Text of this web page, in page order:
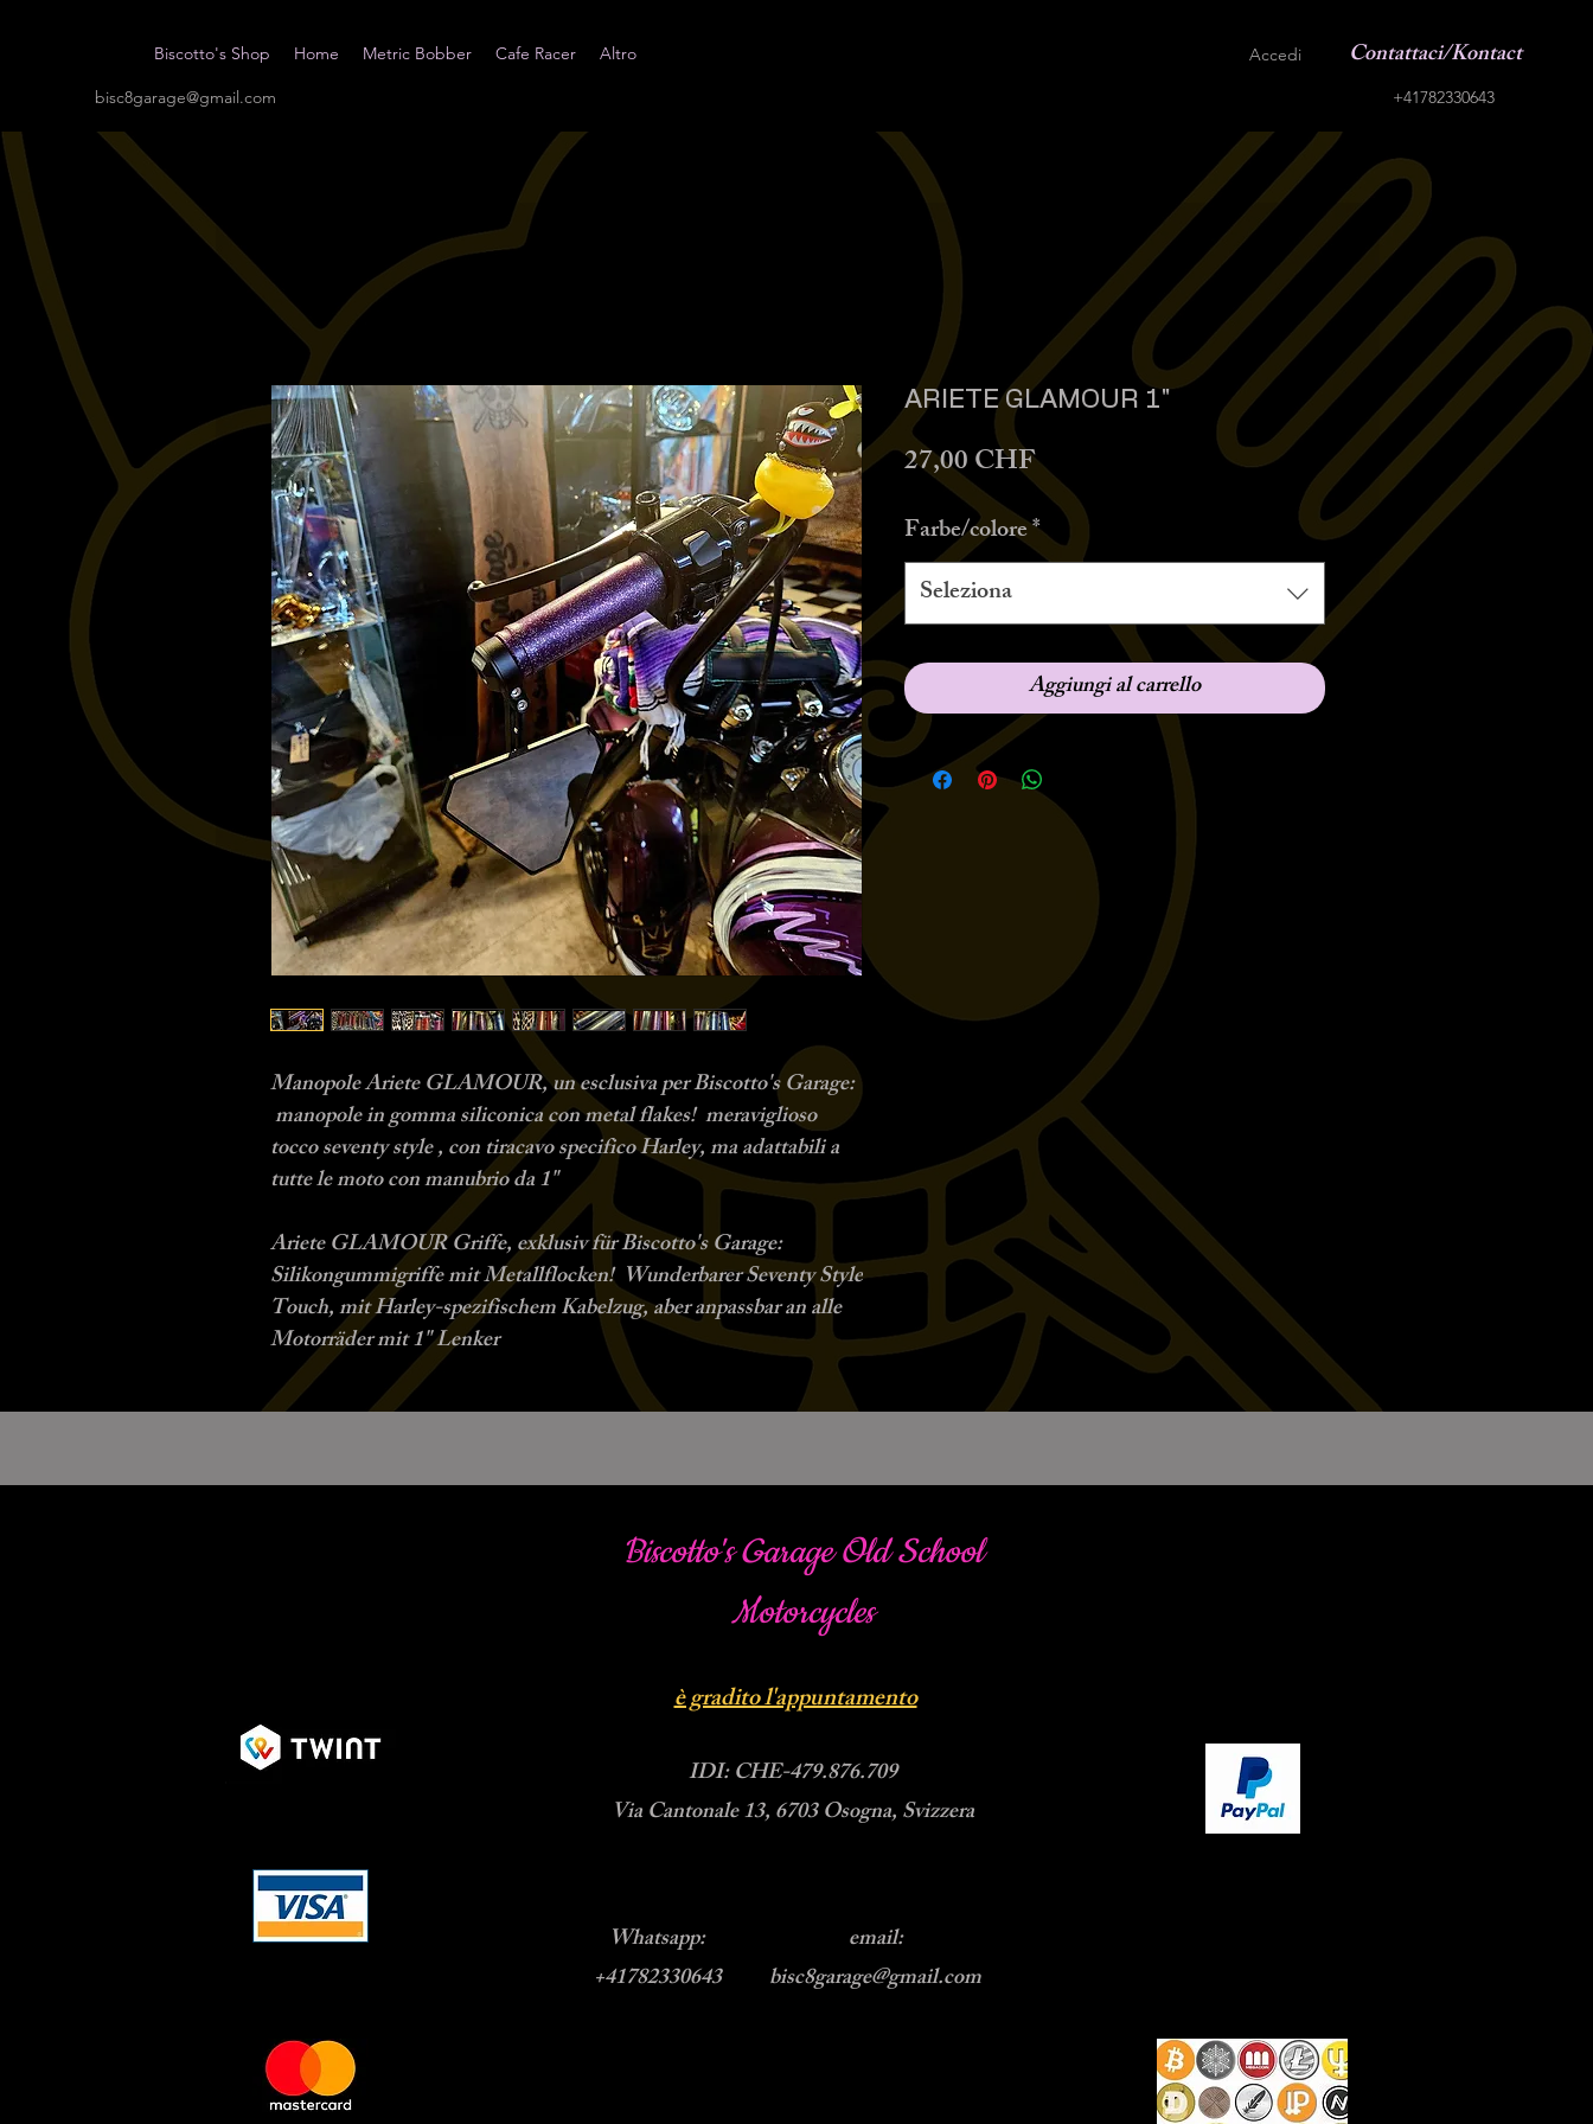
Biscotto's Shop Home Metric Bobber Cafe Racer Altro Accedi Contattaci/Kontact
bisc8garage@gmail.com +41782330643
Manopole Ariete GLAMOUR, un esclusiva per Biscotto's Garage:
manopole in gomma siliconica con metal flakes! meraviglioso
tocco seventy style , con tiracavo specifico Harley, ma adattabili a
tutte le moto con manubrio da 1"
Ariete GLAMOUR Griffe, exklusiv für Biscotto's Garage:
Silikongummigriffe mit Metallflocken! Wunderbarer Seventy Style
Touch, mit Harley-spezifischem Kabelzug, aber anpassbar an alle
Motorräder mit 1" Lenker
ARIETE GLAMOUR 1"
27,00 CHFPrezzo
Farbe/colore*
Seleziona
Aggiungi al carrello
Biscotto's Garage Old School
Motorcycles
è gradito l'appuntamento
IDI: CHE-479.876.709
Via Cantonale 13, 6703 Osogna, Svizzera
Whatsapp:
+41782330643
email:
bisc8garage@gmail.com